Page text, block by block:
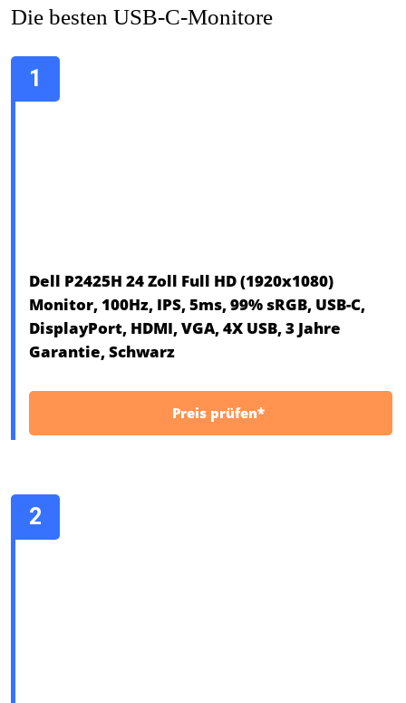
Die besten USB-C-Monitore
Dell P2425H 24 Zoll Full HD (1920x1080)
Monitor, 100Hz, IPS, 5ms, 99% sRGB, USB-C,
DisplayPort, HDMI, VGA, 4X USB, 3 Jahre
Garantie, Schwarz
Preis prüfen*